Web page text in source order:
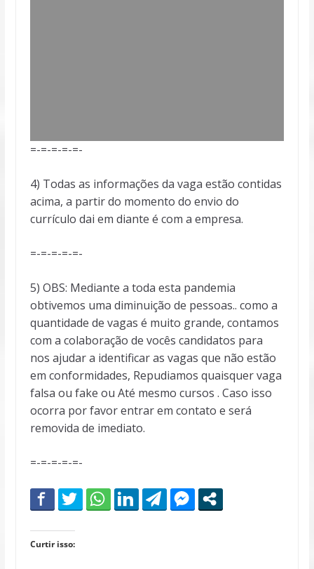
=-=-=-=-=-
4) Todas as informações da vaga estão contidas
acima, a partir do momento do envio do
currículo dai em diante é com a empresa.
=-=-=-=-=-
5) OBS: Mediante a toda esta pandemia
obtivemos uma diminuição de pessoas.. como a
quantidade de vagas é muito grande, contamos
com a colaboração de vocês candidatos para
nos ajudar a identificar as vagas que não estão
em conformidades, Repudiamos quaisquer vaga
falsa ou fake ou Até mesmo cursos . Caso isso
ocorra por favor entrar em contato e será
removida de imediato.
=-=-=-=-=-
Curtir isso: